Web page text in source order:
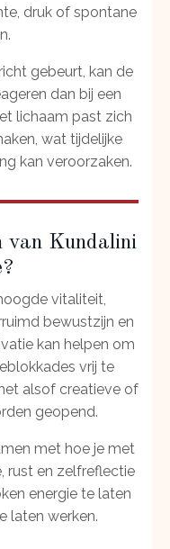
druk of spontane
gebeurt, kan de
dan bij een
lichaam past zich
wat tijdelijke
kan veroorzaken.
van Kundalini
vitaliteit,
bewustzijn en
kan helpen om
vrij te
alsof creatieve of
geopend.
met hoe je met
rust en zelfreflectie
energie te laten
laten werken.